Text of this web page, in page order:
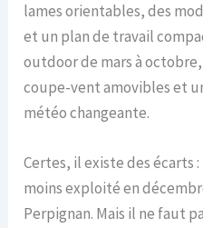
lames orientables, des
et un plan de travail
outdoor de mars à
coupe-vent amovibles et
météo changeante.
Certes, il existe des écarts
moins exploité en
Perpignan. Mais il ne faut